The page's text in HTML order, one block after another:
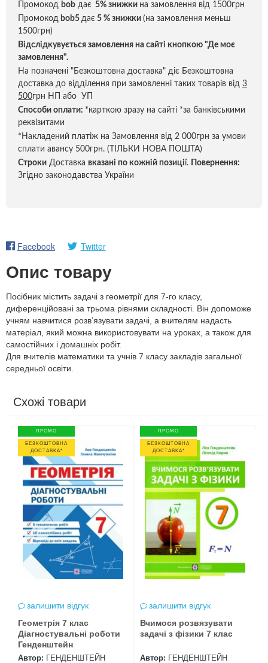
Промокод bob дає 5% знижки на замовлення від 1500грн
Промокод bob5 дає 5 % знижки (на замовлення меньш
1500грн)
Відслідкувується замовлення на сайті кнопкою "Де моє
замовлення".
На позначені "Безкоштовна доставка" діє Безкоштовна
доставка до відділення при замовленні таких товарів від 3
500грн НП або УП
Способи оплати: *карткою зразу на сайті *за банківськими
реквізитами
*Накладений платіж на Замовлення від 2 000грн за умови
сплати авансу 500грн. (ТІЛЬКИ НОВА ПОШТА)
Строки Доставка вказані по кожній позиції.
Повернення:
Згідно законодавства України
Facebook Twitter
Опис товару
Посібник містить задачі з геометрії для 7-го класу,
диференційовані за трьома рівнями складності. Він допоможе
учням навчитися розв’язувати задачі, а вчителям надасть
матеріал, який можна використовувати на уроках, а також для
самостійних і домашніх робіт.
Для вчителів математики та учнів 7 класу закладів загальної
середньої освіти.
Схожі товари
ПРОМО
БЕЗКОШТОВНА
ДОСТАВКА*
залишити відгук
Геометрія 7 клас
Діагностувальні роботи
Генденштейн
Автор: ГЕНДЕНШТЕЙН
ПРОМО
БЕЗКОШТОВНА
ДОСТАВКА*
залишити відгук
Вчимося розвязувати
задачі з фізики 7 клас
Автор: ГЕНДЕНШТЕЙН